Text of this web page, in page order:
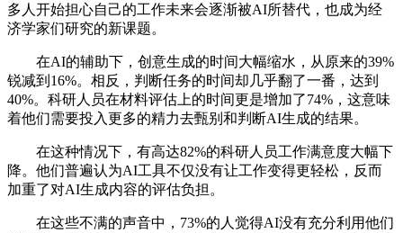
多人开始担心自己的工作未来会逐渐被AI所替代，也成为经
济学家们研究的新课题。
在AI的辅助下，创意生成的时间大幅缩水，从原来的39%
锐减到16%。相反，判断任务的时间却几乎翻了一番，达到
40%。科研人员在材料评估上的时间更是增加了74%，这意味
着他们需要投入更多的精力去甄别和判断AI生成的结果。
在这种情况下，有高达82%的科研人员工作满意度大幅下
降。他们普遍认为AI工具不仅没有让工作变得更轻松，反而
加重了对AI生成内容的评估负担。
在这些不满的声音中，73%的人觉得AI没有充分利用他们